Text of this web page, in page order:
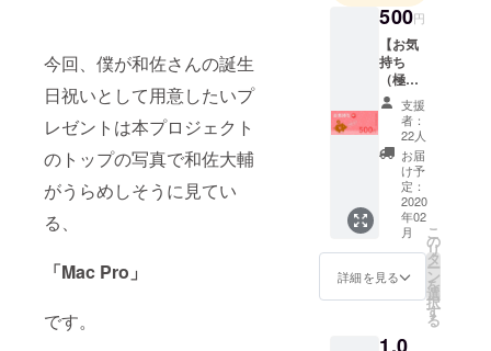
今回、僕が和佐さんの誕生
日祝いとして用意したいプ
レゼントは本プロジェクト
のトップの写真で和佐大輔
がうらめしそうに見てい
る、
「Mac Pro」
です。
500円
【お気
持ち
（極
小）】
和佐大
輔の誕
生を
「祝
う」お
気持ち
に感謝
し、
MacPro
開封動
画を
YouTub
した際
支援
者：
22人
お届
け予
定：
2020
年02
月
詳細を見る
こ
の
リ
タ
ー
ン
を
選
択
す
る